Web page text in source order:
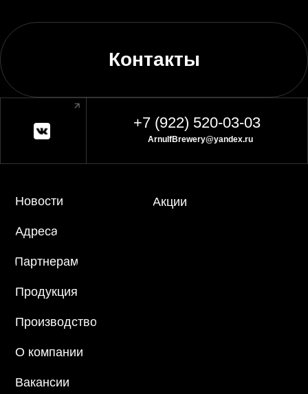
Контакты
Партнерам
Продукция
Новости
Производство
О компании
Вакансии
Адреса
Акции
+7 (922) 520-03-03
ArnulfBrewery@yandex.ru